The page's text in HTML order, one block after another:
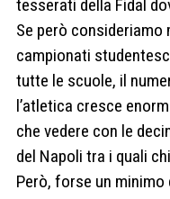
tesserati della Fidal
Se però
campionati
tutte le scuole, il
l’atletica cresce
che vedere con le
del Napoli tra i quali
Però, forse un minimo